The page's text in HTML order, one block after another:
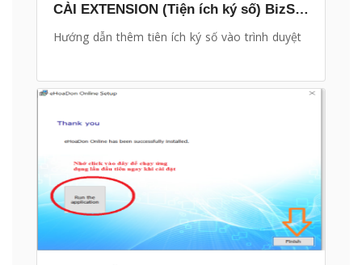
CÀI EXTENSION (Tiện ích ký số) BizStore vào trình duyệt
Hướng dẫn thêm tiên ích ký số vào trình duyệt